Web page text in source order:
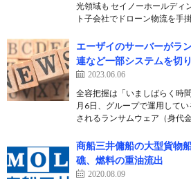
光領域も セイノーホールディ
ト子会社でドローン物流を手
エーザイのサーバーがラ
連など一部システムを切
2023.06.06
全容把握は「いましばらく時
月6日、グループで運用して
されるランサムウェア（身代
商船三井傭船の大型貨物
礁、燃料の重油流出
2020.08.09